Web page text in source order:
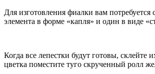
Для изготовления фиалки вам потребуется
элемента в форме «капля» и один в виде
Когда все лепестки будут готовы, склейте
цветка поместите туго скрученный ролл